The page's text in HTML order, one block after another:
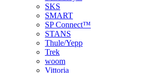
SKS
SMART
SP Connect™
STANS
Thule/Yepp
Trek
woom
Vittoria